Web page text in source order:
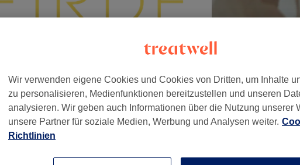
Wir verwenden eigene Cookies und Cookies von Dritten, um Inhalte
zu personalisieren, Medienfunktionen bereitzustellen und unseren
analysieren. Wir geben auch Informationen über die Nutzung unserer
unsere Partner für soziale Medien, Werbung und Analysen weiter.
Richtlinien